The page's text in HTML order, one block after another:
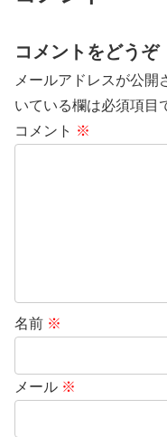
コメントをどうぞ
メールアドレスが公開
いている欄は必須項目
コメント ※
名前 ※
メール ※